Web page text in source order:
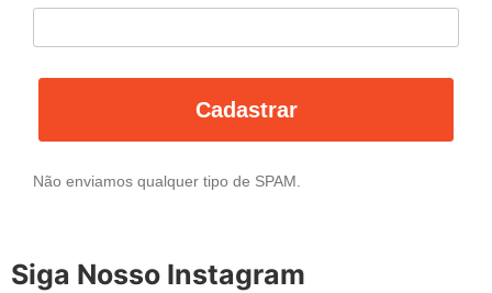
Cadastrar
Não enviamos qualquer tipo de SPAM.
Siga Nosso Instagram